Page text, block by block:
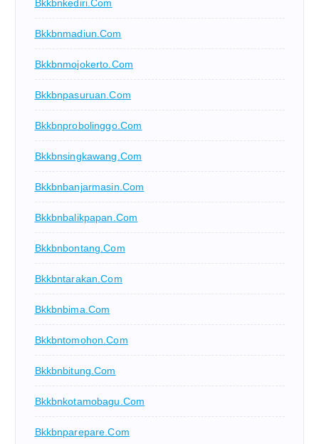
Bkkbnkediri.com
Bkkbnmadiun.com
Bkkbnmojokerto.com
Bkkbnpasuruan.com
Bkkbnprobolinggo.com
Bkkbnsingkawang.com
Bkkbnbanjarmasin.com
Bkkbnbalikpapan.com
Bkkbnbontang.com
Bkkbntarakan.com
Bkkbnbima.com
Bkkbntomohon.com
Bkkbnbitung.com
Bkkbnkotamobagu.com
Bkkbnparepare.com